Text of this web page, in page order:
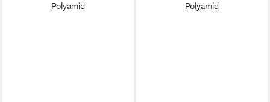
Polyamid
Polyamid